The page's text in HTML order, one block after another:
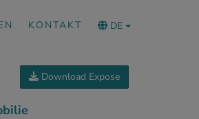
KONTAKT DE
Download Expose